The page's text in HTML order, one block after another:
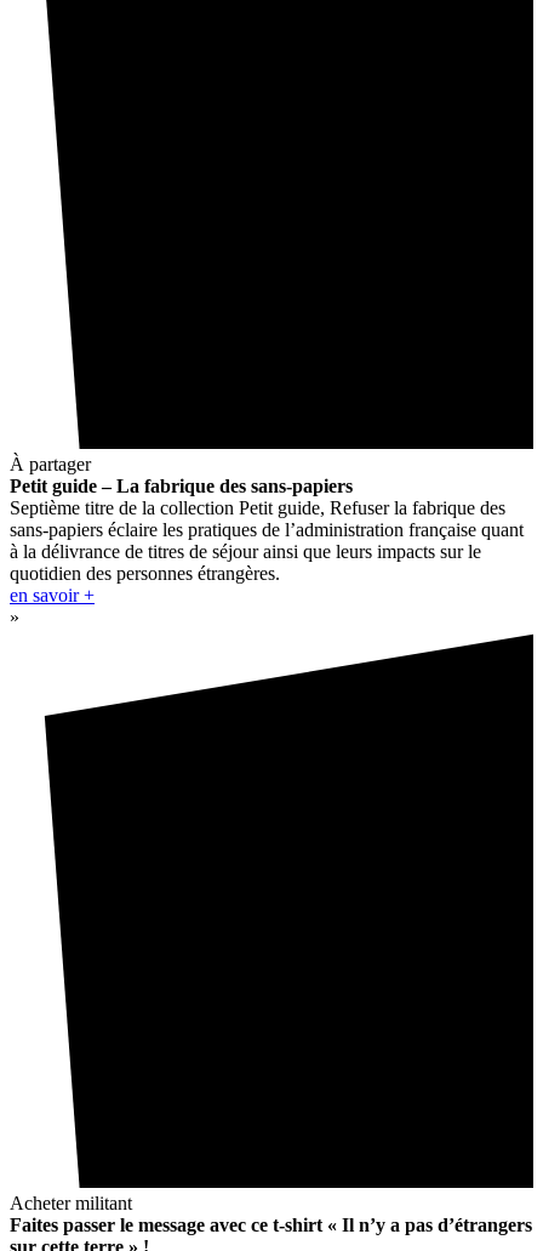
À partager
Petit guide – La fabrique des sans-papiers
Septième titre de la collection Petit guide, Refuser la fabrique des
sans-papiers éclaire les pratiques de l’administration française quant
à la délivrance de titres de séjour ainsi que leurs impacts sur le
quotidien des personnes étrangères.
en savoir +
»
Acheter militant
Faites passer le message avec ce t-shirt « Il n’y a pas d’étrangers
sur cette terre » !